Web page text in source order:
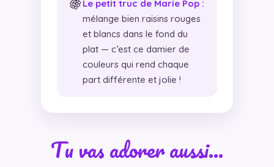
🍇Le petit truc de Marie Pop :
mélange bien raisins rouges
et blancs dans le fond du
plat — c’est ce damier de
couleurs qui rend chaque
part différente et jolie !
Tu vas adorer aussi…